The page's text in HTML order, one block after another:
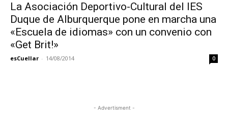
La Asociación Deportivo-Cultural del IES
Duque de Alburquerque pone en marcha una
«Escuela de idiomas» con un convenio con
«Get Brit!»
esCuellar - 14/08/2014 0
- Advertisment -